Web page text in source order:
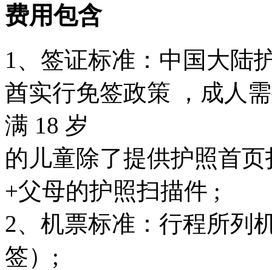
费用包含
1、签证标准：中国大陆
酋实行免签政策 ，成人
满 18 岁
的儿童除了提供护照首
+父母的护照扫描件 ;
2、机票标准：行程所列
签）;